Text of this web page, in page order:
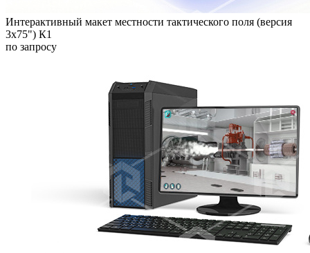
Интерактивный макет местности тактического поля (версия
3х75") К1
по запросу